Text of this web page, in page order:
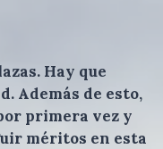
Hay que
Además de esto,
primera vez y
méritos en esta